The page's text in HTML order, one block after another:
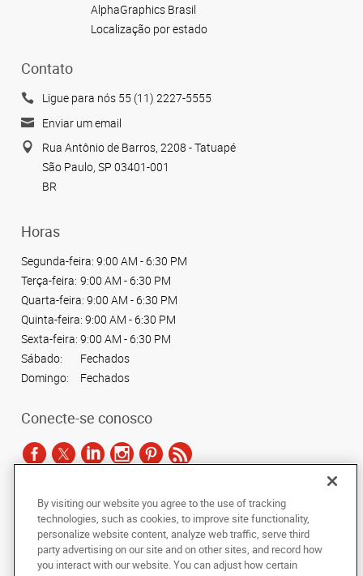
AlphaGraphics Brasil
Localização por estado
Contato
Ligue para nós 55 (11) 2227-5555
Enviar um email
Rua Antônio de Barros, 2208 - Tatuapé
São Paulo, SP 03401-001
BR
Horas
Segunda-feira: 9:00 AM - 6:30 PM
Terça-feira: 9:00 AM - 6:30 PM
Quarta-feira: 9:00 AM - 6:30 PM
Quinta-feira: 9:00 AM - 6:30 PM
Sexta-feira: 9:00 AM - 6:30 PM
Sábado:
Fechados
Domingo:
Fechados
Conecte-se conosco
De acordo com as leis de direitos autorais, esta documentação não pode ser
copiada, fotocopiada, reproduzida, traduzida ou reduzida a qualquer meio
eletrônico ou forma legível por máquina, no todo ou em parte, sem o
consentimento prévio por escrito da AlphaGraphics Brasil.
By visiting our website you agree to the use of tracking
technologies, such as cookies, to improve site functionality,
personalize website content, analyze web traffic, serve third
party advertising on our site and on other sites, and record how
you interact with our website. You can adjust how certain